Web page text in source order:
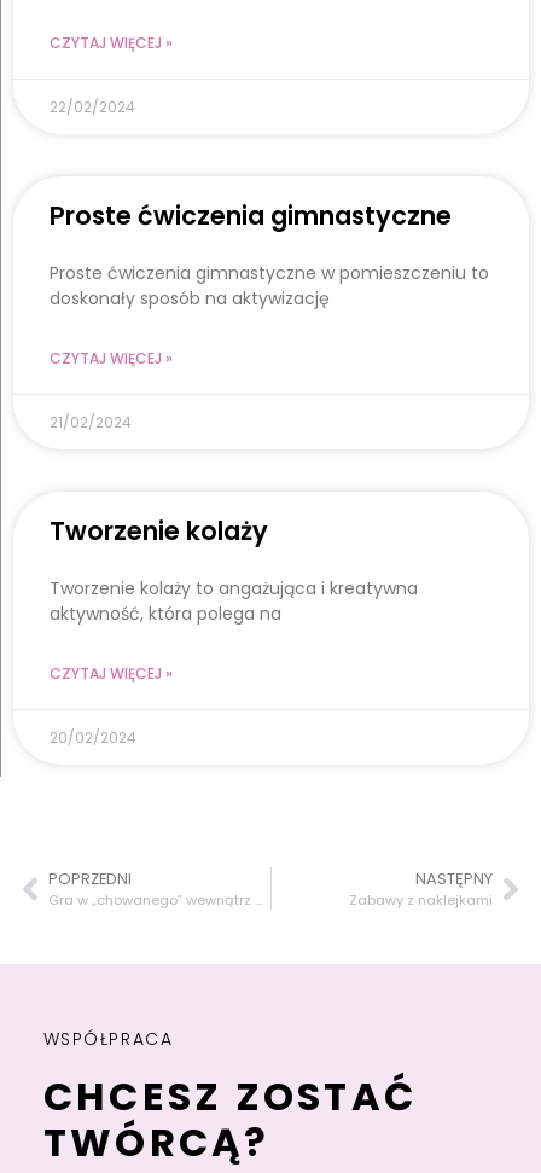
CZYTAJ WIĘCEJ »
22/02/2024
Proste ćwiczenia gimnastyczne
Proste ćwiczenia gimnastyczne w pomieszczeniu to
doskonały sposób na aktywizację
CZYTAJ WIĘCEJ »
21/02/2024
Tworzenie kolaży
Tworzenie kolaży to angażująca i kreatywna
aktywność, która polega na
CZYTAJ WIĘCEJ »
20/02/2024
POPRZEDNI
Gra w „chowanego” wewnątrz domu
NASTĘPNY
Zabawy z naklejkami
WSPÓŁPRACA
CHCESZ ZOSTAĆ
TWÓRCĄ?